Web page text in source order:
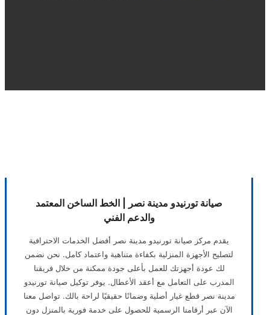
صيانة تورنيدو مدينة نصر | الخط الساخن المعتمد
والدعم الفني
يقدم مركز صيانة تورنيدو مدينة نصر أفضل الخدمات الاحترافية
لتصليح الأجهزة المنزلية بكفاءة متناهية واعتماد كامل. نحن نضمن
لك عودة أجهزتك للعمل بأعلى جودة ممكنة من خلال فريقنا
المدرب على التعامل مع أعقد الأعطال. يوفر توكيل صيانة تورنيدو
مدينة نصر قطع غيار أصلية وضمانًا حقيقيًا لراحة بالك. تواصل معنا
الآن عبر أرقامنا الرسمية للحصول على خدمة فورية بالمنزل دون